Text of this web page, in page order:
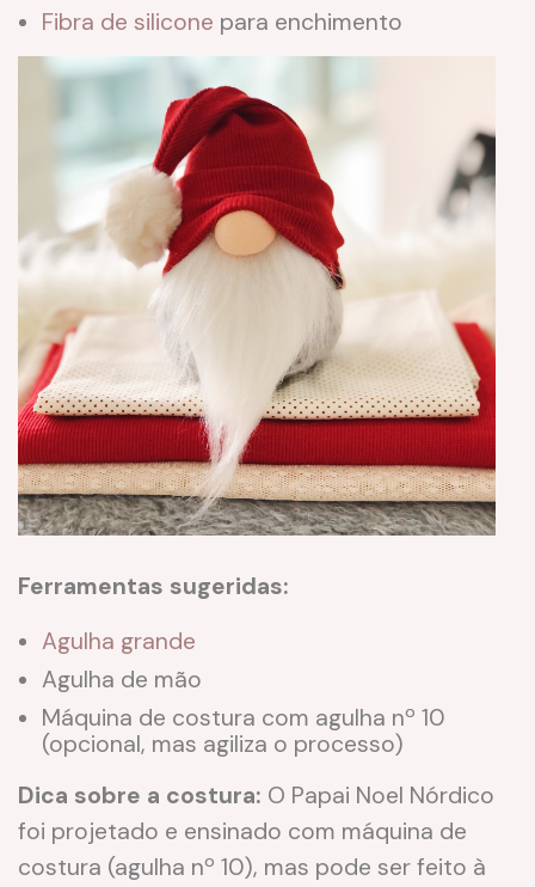
Fibra de silicone para enchimento
Ferramentas sugeridas:
Agulha grande
Agulha de mão
Máquina de costura com agulha nº 10
(opcional, mas agiliza o processo)
Dica sobre a costura: O Papai Noel Nórdico
foi projetado e ensinado com máquina de
costura (agulha nº 10), mas pode ser feito à